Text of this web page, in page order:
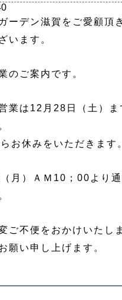
ーデン滋賀をご愛顧頂
います。
のご案内です。
業は12月28日（土）ま
お休みをいただきます
月）ＡＭ10；00より
ご不便をおかけいたし
願い申し上げます。